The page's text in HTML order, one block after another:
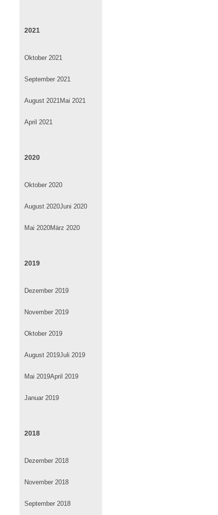
2021
Oktober 2021
September 2021
August 2021Mai 2021
April 2021
2020
Oktober 2020
August 2020Juni 2020
Mai 2020März 2020
2019
Dezember 2019
November 2019
Oktober 2019
August 2019Juli 2019
Mai 2019April 2019
Januar 2019
2018
Dezember 2018
November 2018
September 2018